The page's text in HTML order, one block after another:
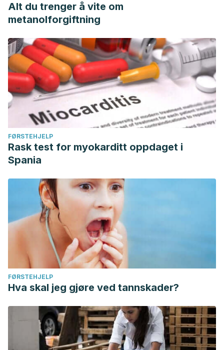
Alt du trenger å vite om
metanolforgiftning
FØRSTEHJELP
Rask test for myokarditt oppdaget i
Spania
FØRSTEHJELP
Hva skal jeg gjøre ved tannskader?